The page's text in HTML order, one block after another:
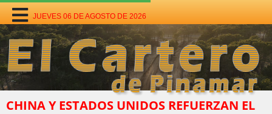
JUEVES 06 DE AGOSTO DE 2026
CHINA Y ESTADOS UNIDOS REFUERZAN EL